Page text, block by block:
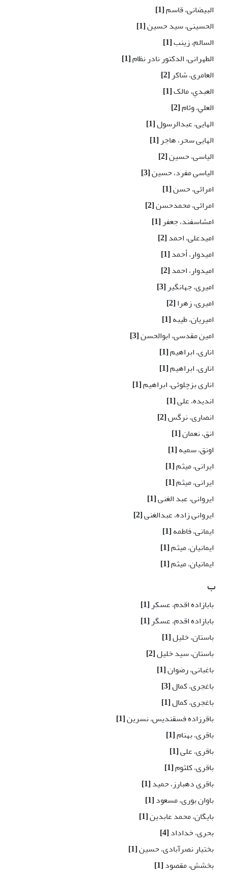
البیضانی، قاسم[1]
الحسینی، سید حسین[1]
السالم، زینب[1]
الطهرانی، الدکتور نادر نظام[1]
العامری، شاکر[2]
العبدي، مالک[1]
العلي، وئام[2]
الهایی، عبدالرسول[1]
الهایی سحر، هاجر[1]
الیاسی، حسین[2]
الیاسی مفرد، حسین[3]
امرائی، حسن[1]
امرائی، محمدحسن[2]
امشاسفند، جعفر[1]
امیدعلی، احمد[2]
امیدوار، أحمد[1]
امیدوار، احمد[2]
امیری، جهانگیر[3]
امیری، زهرا[2]
امیریان، طیبه[1]
امین مقدسی، ابوالحسن[3]
اناری، ابراهیم[1]
اناری، ابراهیم[1]
اناری بزچلوئی، ابراهیم[1]
اندیده، علی[1]
انصاری، نرگس[2]
انق، نعمان[1]
اونق، سمیه[1]
ایرانی، میثم[1]
ایرانی، میثم[1]
ایروانی، عبد الغنی[1]
ایروانی زاده، عبدالغنی[2]
ایمانی، فاطمه[1]
ایمانیان، میثم[1]
ایمانیان، میثم[1]
ب
بابازاده اقدم، عسكر[1]
بابازاده اقدم، عسگر[1]
باستان، خلیل[1]
باستان، سید خلیل[2]
باغبانی، رضوان[1]
باغجری، کمال[3]
باغجری، کمال[1]
باقرزاده فسقندیس، نسرین[1]
باقری، بهنام[1]
باقری، علی[1]
باقری، کلثوم[1]
باقری دهبارز، حمید[1]
باوان ‌بوری، مسعود[1]
بایگان، محمد عابدین[1]
بحری، خداداد[4]
بختیار نصرآبادی، حسین[1]
بخشش، مقصود[1]